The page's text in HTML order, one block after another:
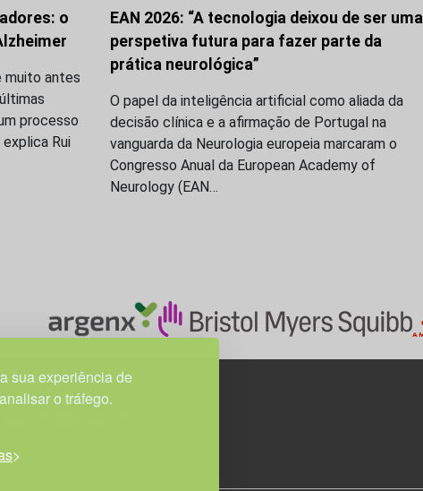
sua experiência de
o tráfego.
o
muito antes
processo
Rui
EAN 2026: “A tecnologia deixou de ser uma
perspetiva futura para fazer parte da
prática neurológica”
O papel da inteligência artificial como aliada da
decisão clínica e a afirmação de Portugal na
vanguarda da Neurologia europeia marcaram o
Congresso Anual da European Academy of
Neurology (EAN…